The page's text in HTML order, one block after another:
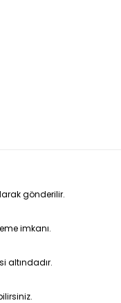
gönderilir.
imkanı.
altındadır.